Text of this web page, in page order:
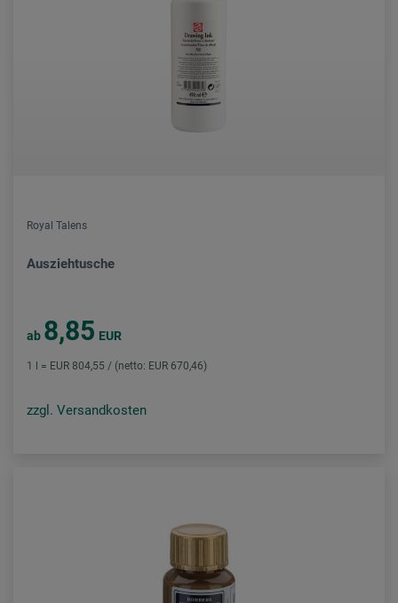
Royal Talens
Ausziehtusche
ab 8,85 EUR
1 l = EUR 804,55 / (netto: EUR 670,46)
zzgl. Versandkosten